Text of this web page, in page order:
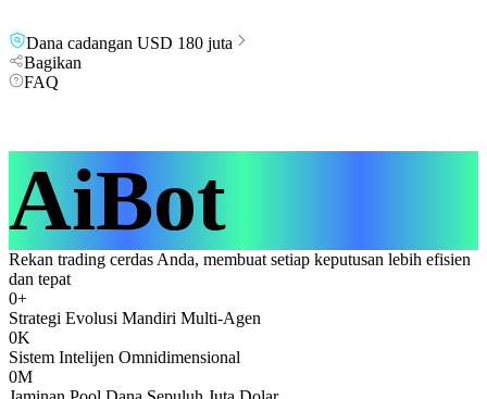
Dana cadangan USD 180 juta
Bagikan
FAQ
AiBot
Rekan trading cerdas Anda, membuat setiap keputusan lebih efisien
dan tepat
0+
Strategi Evolusi Mandiri Multi-Agen
0K
Sistem Intelijen Omnidimensional
0M